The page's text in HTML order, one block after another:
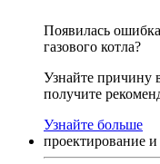
Появилась
газового котла?
Узнайте причину
получите
Узнайте больше
проектирование